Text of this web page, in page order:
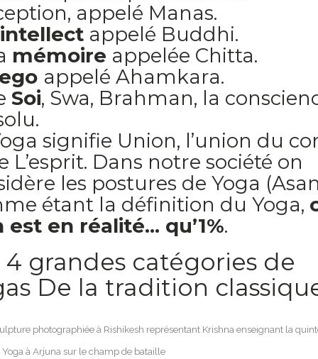
appelé Manas.
intellect appelé Buddhi.
mémoire appelée Chitta.
appelé Ahamkara.
Soi, Swa, Brahman, la
signifie Union, l’union du
L’esprit. Dans notre société on
les postures de Yoga
étant la définition du Yoga,
est en réalité... qu’1%.
4 grandes catégories de
De la tradition
photographiée à Rishikesh représentant Krishna enseignant la
à Arjuna sur le champ de bataille